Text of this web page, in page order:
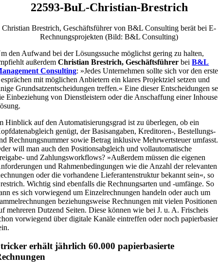
22593-BuL-Christian-Brestrich
Christian Brestrich, Geschäftsführer von B&L Consulting berät bei E-
Rechnungsprojekten (Bild: B&L Consulting)
den Aufwand bei der Lösungssuche möglichst gering zu halten,
außerdemChristian Brestrich, Geschäftsführer beiB&L
Consulting: »Jedes Unternehmen sollte sich vor den
mit möglichen Anbietern ein klares Projektziel setzen und
Grundsatzentscheidungen treffen.« Eine dieser Entscheidungen
Einbeziehung von Dienstleistern oder die Anschaffung einer
Hinblick auf den Automatisierungsgrad ist zu überlegen, ob ein
genügt, der Basisangaben, Kreditoren-, Bestellungs-
Rechnungsnummer sowie Betrag inklusive Mehrwertsteuer umfasst.
will man auch den Positionsabgleich und vollautomatische
und Zahlungsworkflows? »Außerdem müssen die eigenen
und Rahmenbedingungen wie die Anzahl der relevanten
oder die vorhandene Lieferantenstruktur bekannt sein«, so
Wichtig sind ebenfalls die Rechnungsarten und -umfänge. So
es sich vorwiegend um Einzelrechnungen handeln oder auch um
beziehungsweise Rechnungen mit vielen Positionen
mehreren Dutzend Seiten. Diese können wie bei J. u. A. Frischeis
vorwiegend über digitale Kanäle eintreffen oder noch
erhält jährlich 60.000 papierbasierte